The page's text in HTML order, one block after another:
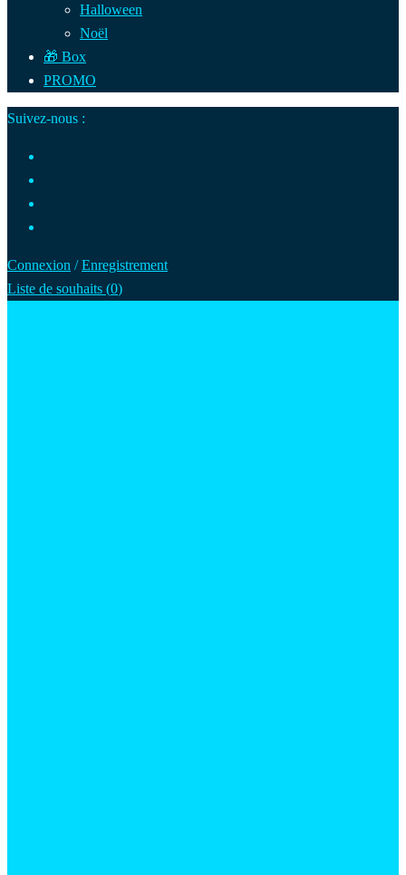
Halloween
Noël
🎁 Box
PROMO
Suivez-nous :
Connexion /Enregistrement
Liste de souhaits (0)